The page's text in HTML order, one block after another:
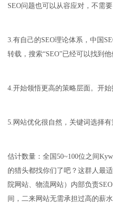
SEO问题也可以从容应对，不需要
3.有自己的SEO理论体系，中国
转载，搜索“SEO”已经可以找到他
4.开始领悟更高的策略层面。开始
5.网站优化很自然，关键词选择有
估计数量：全国50~100位之间
的猎头都找你们了吧？这群人最
院网站、物流网站）内部负责
间，二来网站无需承担过高的薪水